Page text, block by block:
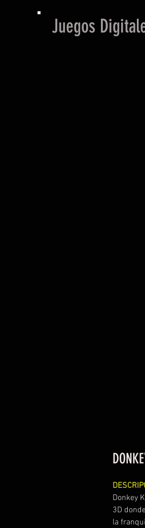
Juegos
Donkey
3D
la